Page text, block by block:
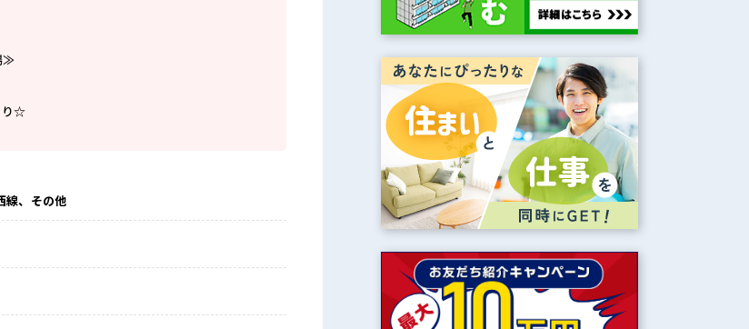
≫
り☆
線、その他